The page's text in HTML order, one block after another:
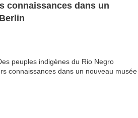
connaissances dans un